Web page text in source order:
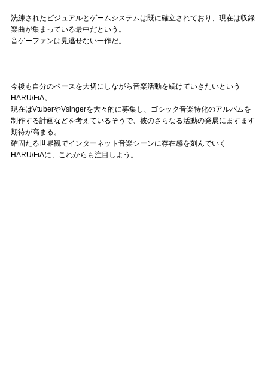
洗練されたビジュアルとゲームシステムは既に確立されており、現在は収録
楽曲が集まっている最中だという。
音ゲーファンは見逃せない一作だ。
今後も自分のペースを大切にしながら音楽活動を続けていきたいという
HARU/FiA。
現在はVtuberやVsingerを大々的に募集し、ゴシック音楽特化のアルバムを
制作する計画などを考えているそうで、彼のさらなる活動の発展にますます
期待が高まる。
確固たる世界観でインターネット音楽シーンに存在感を刻んでいく
HARU/FiAに、これからも注目しよう。